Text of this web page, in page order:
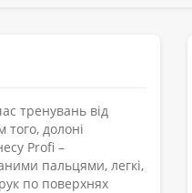
тренувань від
того, долоні
Profi –
пальцями, легкі,
по поверхнях